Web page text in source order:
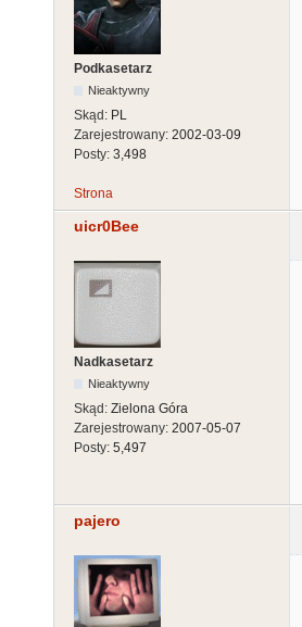
Podkasetarz
Nieaktywny
Skąd: PL
Zarejestrowany: 2002-03-09
Posty: 3,498
Strona
uicr0Bee
Nadkasetarz
Nieaktywny
Skąd: Zielona Góra
Zarejestrowany: 2007-05-07
Posty: 5,497
pajero